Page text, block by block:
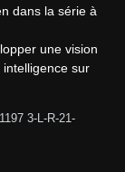
dans la série à
une vision
intelligence sur
3-L-R-21-